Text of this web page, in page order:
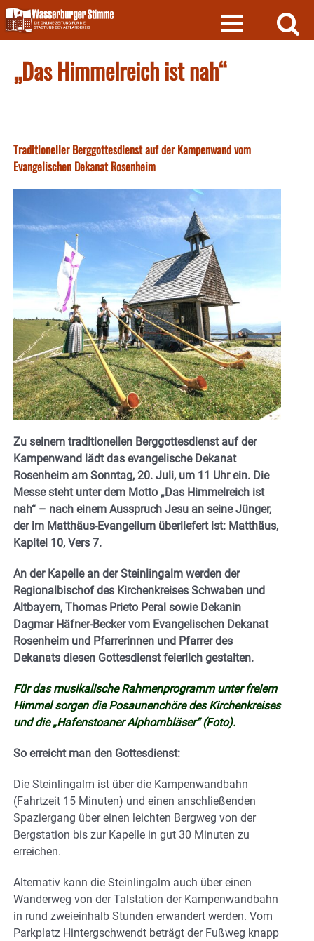
Skip
to
content
„Das Himmelreich ist nah“
Traditioneller Berggottesdienst auf der Kampenwand vom
Evangelischen Dekanat Rosenheim
Zu seinem traditionellen Berggottesdienst auf der
Kampenwand lädt das evangelische Dekanat
Rosenheim am Sonntag, 20. Juli, um 11 Uhr ein. Die
Messe steht unter dem Motto „Das Himmelreich ist
nah“ – nach einem Ausspruch Jesu an seine Jünger,
der im Matthäus-Evangelium überliefert ist: Matthäus,
Kapitel 10, Vers 7.
An der Kapelle an der Steinlingalm werden der
Regionalbischof des Kirchenkreises Schwaben und
Altbayern, Thomas Prieto Peral sowie Dekanin
Dagmar Häfner-Becker vom Evangelischen Dekanat
Rosenheim und Pfarrerinnen und Pfarrer des
Dekanats diesen Gottesdienst feierlich gestalten.
Für das musikalische Rahmenprogramm unter freiem
Himmel sorgen die Posaunenchöre des Kirchenkreises
und die „Hafenstoaner Alphornbläser“ (Foto).
So erreicht man den Gottesdienst:
Die Steinlingalm ist über die Kampenwandbahn
(Fahrtzeit 15 Minuten) und einen anschließenden
Spaziergang über einen leichten Bergweg von der
Bergstation bis zur Kapelle in gut 30 Minuten zu
erreichen.
Alternativ kann die Steinlingalm auch über einen
Wanderweg von der Talstation der Kampenwandbahn
in rund zweieinhalb Stunden erwandert werden. Vom
Parkplatz Hintergschwendt beträgt der Fußweg knapp